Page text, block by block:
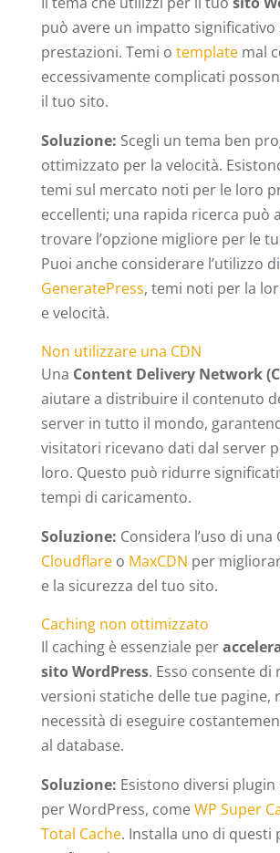
può avere un impatto significativo
prestazioni. Temi o templatemal
eccessivamente complicati
il tuo sito.
Soluzione: Scegli un tema ben
ottimizzato per la velocità.
temi sul mercato noti per le loro
eccellenti; una rapida ricerca può
trovare l’opzione migliore per le
Puoi anche considerare l’utilizzo di
GeneratePress, temi noti per la
e velocità.
Non utilizzare una CDN
Una Content Delivery Network
aiutare a distribuire il contenuto
server in tutto il mondo,
visitatori ricevano dati dal server
loro. Questo può ridurre
tempi di caricamento.
Soluzione: Considera l’uso di una
Cloudflareo MaxCDN per
e la sicurezza del tuo sito.
Caching non ottimizzato
Il caching è essenziale per
sito WordPress. Esso consente di
versioni statiche delle tue pagine,
necessità di eseguire
al database.
Soluzione: Esistono diversi plugin
per WordPress, comeWP Super
Total Cache. Installa uno di questi